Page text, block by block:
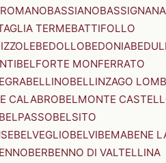
BASSIANOBASSIGNANA
TERMEBATTIFOLLO
BEDOLLOBEDONIA
BELFORTE MONFERRATO
BELLINOBELLINZAGO
CALABROBELMONTE
BELPASSOBELSITO
BELVEGLIOBELVIBEMABENE
BERBENNO DI VALTELLINA